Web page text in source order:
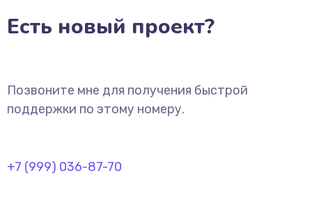
Есть новый проект?
Позвоните мне для получения быстрой
поддержки по этому номеру.
+7 (999) 036-87-70